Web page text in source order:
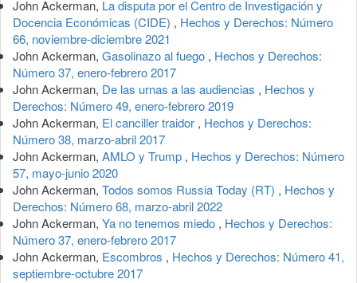
John Ackerman, La disputa por el Centro de Investigación y
Docencia Económicas (CIDE) , Hechos y Derechos: Número
66, noviembre-diciembre 2021
John Ackerman, Gasolinazo al fuego , Hechos y Derechos:
Número 37, enero-febrero 2017
John Ackerman, De las urnas a las audiencias , Hechos y
Derechos: Número 49, enero-febrero 2019
John Ackerman, El canciller traidor , Hechos y Derechos:
Número 38, marzo-abril 2017
John Ackerman, AMLO y Trump , Hechos y Derechos: Número
57, mayo-junio 2020
John Ackerman, Todos somos Russia Today (RT) , Hechos y
Derechos: Número 68, marzo-abril 2022
John Ackerman, Ya no tenemos miedo , Hechos y Derechos:
Número 37, enero-febrero 2017
John Ackerman, Escombros , Hechos y Derechos: Número 41,
septiembre-octubre 2017